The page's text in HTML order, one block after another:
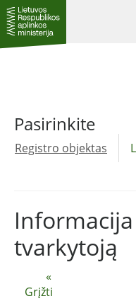
Pasirinkite
Registro objektas
«
Grįžti
tvarkytoją